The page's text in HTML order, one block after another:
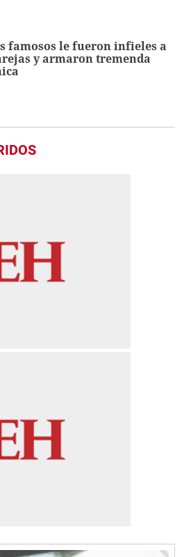
famosos le fueron infieles a
y armaron tremenda